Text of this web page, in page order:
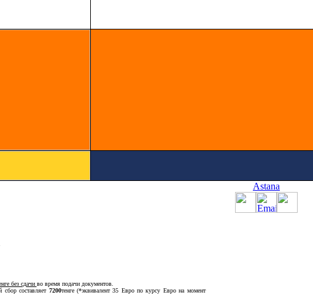
Astana
без сдачи во время подачи документов.
сбор составляет 7200тенге (*эквивалент 35 Евро по курсу Евро на момент